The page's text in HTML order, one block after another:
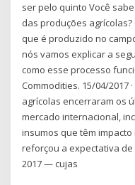
ser pelo quinto Você
das produções
que é produzido no
nós vamos explicar a
como esse processo
Commodities. 15/04/2017
agrícolas encerraram os
mercado internacional,
insumos que têm
reforçou a expectativa
2017 — cujas